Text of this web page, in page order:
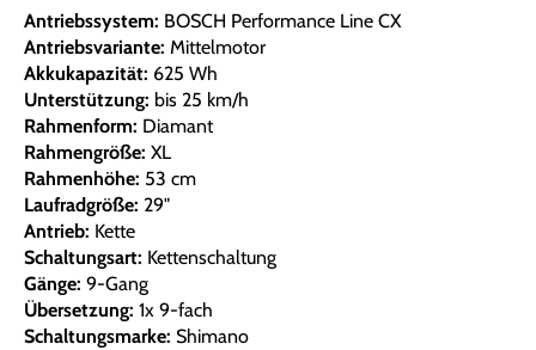
Antriebssystem: BOSCH Performance Line CX
Antriebsvariante: Mittelmotor
Akkukapazität: 625 Wh
Unterstützung: bis 25 km/h
Rahmenform: Diamant
Rahmengröße: XL
Rahmenhöhe: 53 cm
Laufradgröße: 29"
Antrieb: Kette
Schaltungsart: Kettenschaltung
Gänge: 9-Gang
Übersetzung: 1x 9-fach
Schaltungsmarke: Shimano